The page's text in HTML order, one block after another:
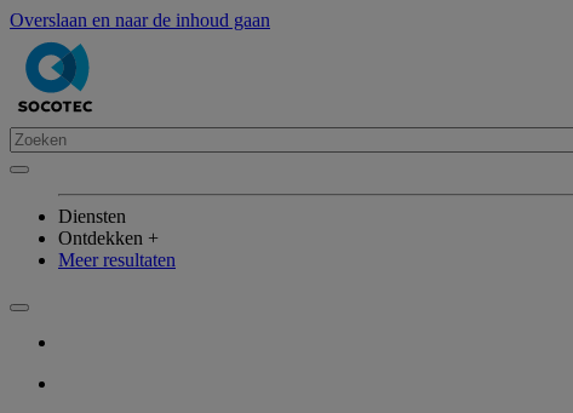
Overslaan en naar de inhoud gaan
Diensten
Ontdekken +
Meer resultaten